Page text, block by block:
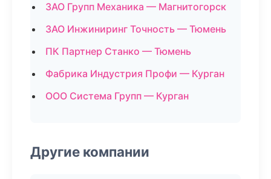
ЗАО Групп Механика — Магнитогорск
ЗАО Инжиниринг Точность — Тюмень
ПК Партнер Станко — Тюмень
Фабрика Индустрия Профи — Курган
ООО Система Групп — Курган
Другие компании